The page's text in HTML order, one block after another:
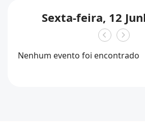
Sexta-feira, 12
Nenhum evento foi encontrado